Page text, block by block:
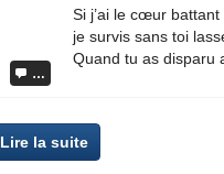
…
Si j’ai le cœur battant
je survis sans toi
Quand tu as disparu
Lire la suite